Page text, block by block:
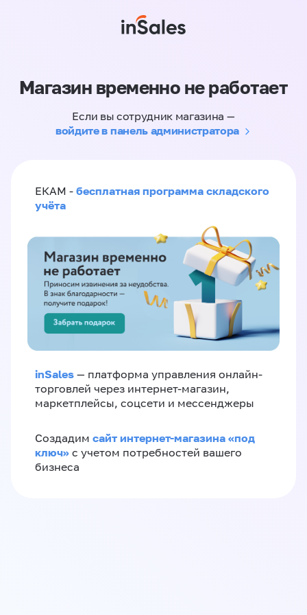
Магазин временно не работает
Если вы сотрудник магазина —
войдите в панель администратора
ЕКАМ - бесплатная программа складского
учёта
inSales — платформа управления онлайн-
торговлей через интернет-магазин,
маркетплейсы, соцсети и мессенджеры
Создадим сайт интернет-магазина «под
ключ» с учетом потребностей вашего
бизнеса